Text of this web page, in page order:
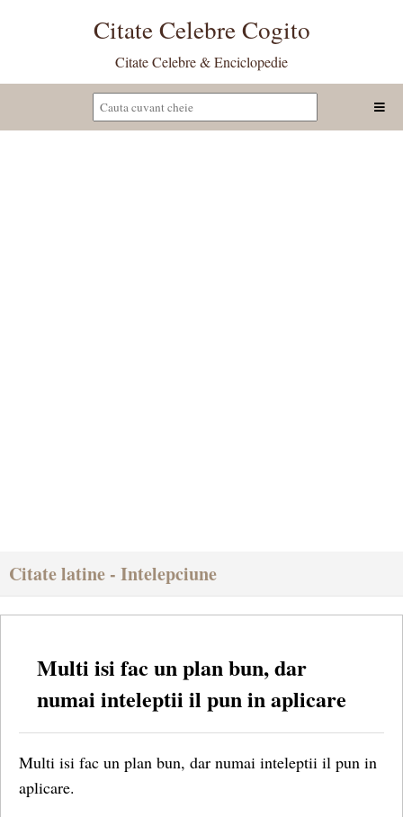
Citate Celebre Cogito
Citate Celebre & Enciclopedie
Citate latine - Intelepciune
Multi isi fac un plan bun, dar
numai inteleptii il pun in aplicare
Multi isi fac un plan bun, dar numai inteleptii il pun in
aplicare.